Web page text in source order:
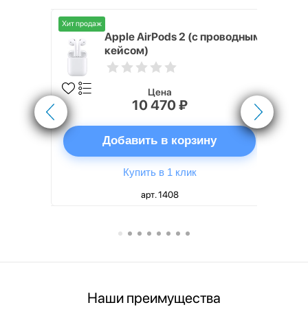
Хит продаж
Apple AirPods 2 (с проводным
кейсом)
Цена
10 470 ₽
Добавить в корзину
Купить в 1 клик
арт. 1408
Наши преимущества